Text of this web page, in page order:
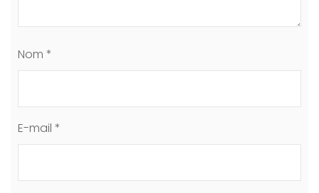
Nom *
E-mail *